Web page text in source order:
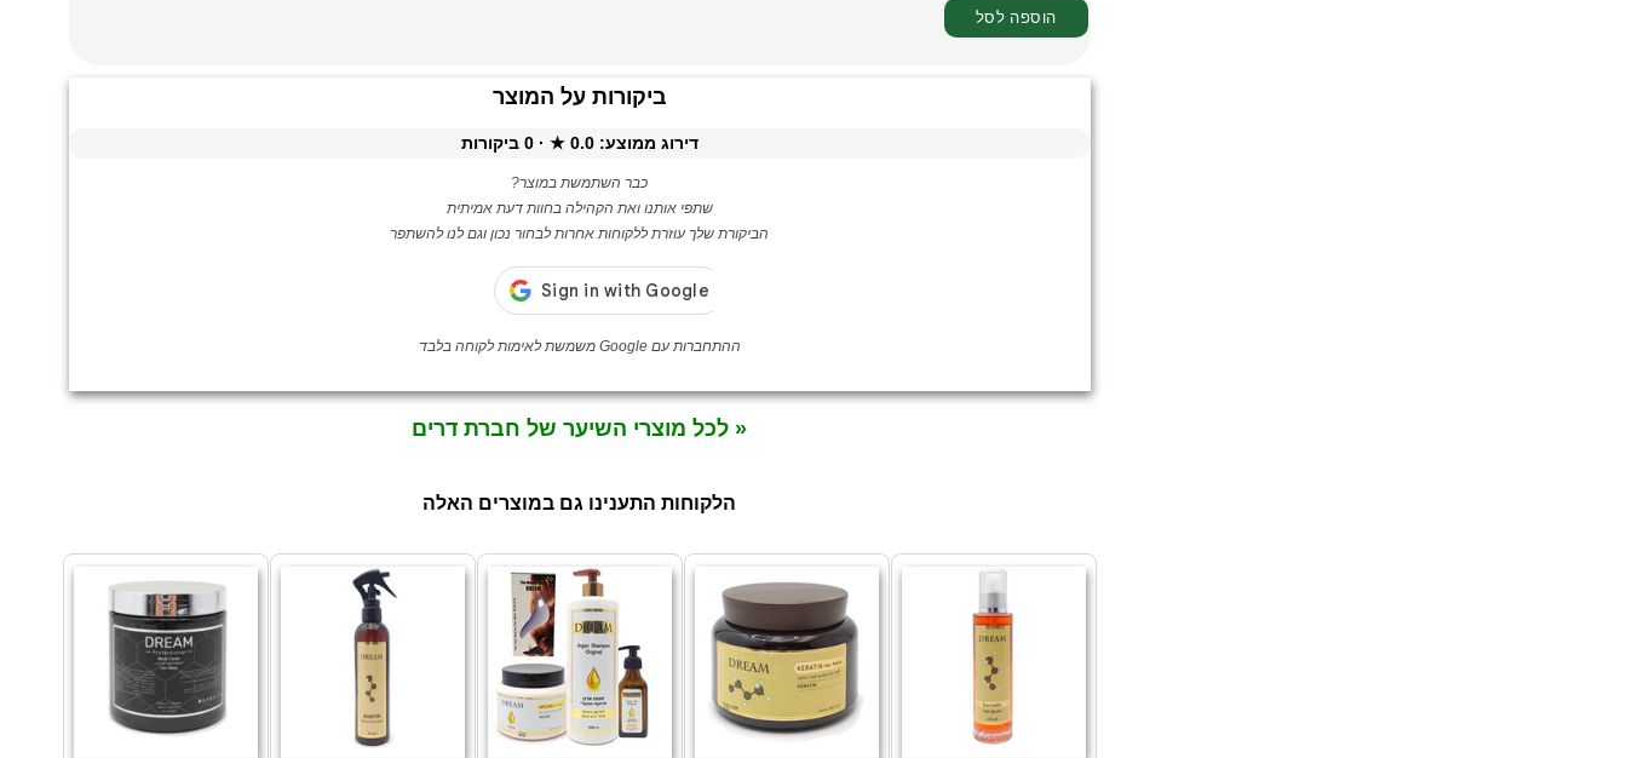
ביקורות על המוצר
דירוג ממוצע:0.0
★ ·
0 ביקורות
כבר השתמשת במוצר?
שתפי אותנו ואת הקהילה בחוות דעת אמיתית
הביקורת שלך עוזרת ללקוחות אחרות לבחור נכון וגם לנו להשתפר
ההתחברות עם Google משמשת לאימות לקוחה בלבד
« לכל מוצרי השיער של חברת דרים
הלקוחות התענינו גם במוצרים האלה